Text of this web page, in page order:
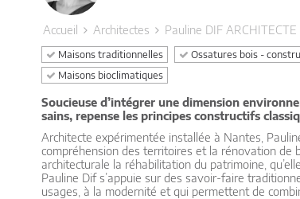
Accueil Architectes Pauline DIF ARCHITECTE
Maisons traditionnelles
Ossatures bois -
Maisons bioclimatiques
Soucieuse d’intégrer une dimension
sains, repense les principes constructifs
Architecte expérimentée installée à Nantes,
compréhension des territoires et la rénovation de
architecturale la réhabilitation du patrimoine,
Pauline Dif s’appuie sur des savoir-faire
usages, à la modernité et qui permettent de